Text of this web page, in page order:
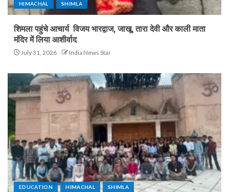
HIMACHAL SHIMLA
शिमला पहुंचे आचार्य विजय भारद्वाज, जाखू, तारा देवी और काली माता
मंदिर में लिया आशीर्वाद
July 31, 2026 India News Star
EDUCATION HIMACHAL SHIMLA